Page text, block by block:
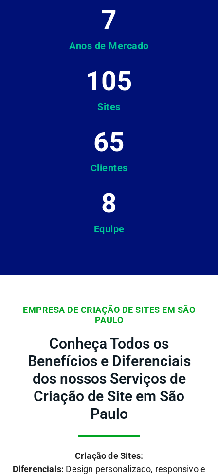
Anos de Mercado
7
Sites
105
Clientes
65
Equipe
8
EMPRESA DE CRIAÇÃO DE SITES EM SÃO
PAULO
Conheça Todos os
Benefícios e Diferenciais
dos nossos Serviços de
Criação de Site em São
Paulo
Criação de Sites:
Diferenciais: Design personalizado, responsivo e